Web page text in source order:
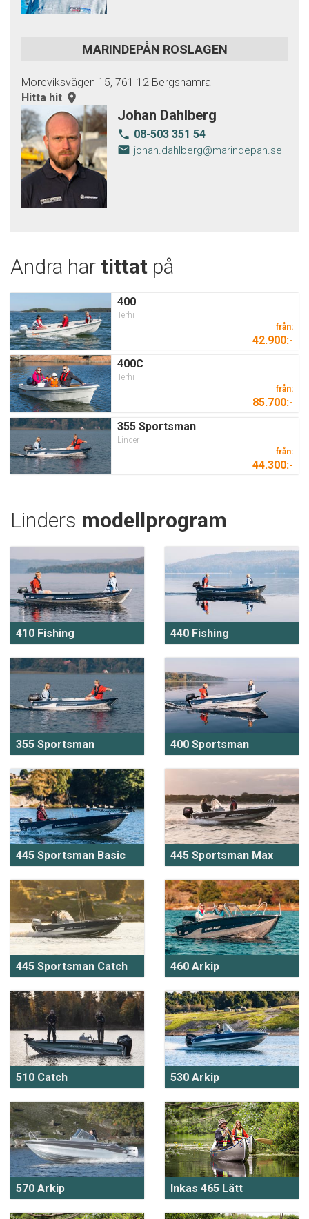
MARINDEPÅN ROSLAGEN
Moreviksvägen 15, 761 12 Bergshamra
Hitta hit room
Johan Dahlberg
local_phone 08-503 351 54
email johan.dahlberg@marindepan.se
Andra har tittat på
400
Terhi
från:
42.900:-
400C
Terhi
från:
85.700:-
355 Sportsman
Linder
från:
44.300:-
Linders modellprogram
410 Fishing 440 Fishing
355 Sportsman 400 Sportsman
445 Sportsman Basic 445 Sportsman Max
445 Sportsman Catch 460 Arkip
510 Catch 530 Arkip
570 Arkip Inkas 465 Lätt